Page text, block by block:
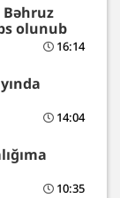
olunub
16:14
14:04
10:35